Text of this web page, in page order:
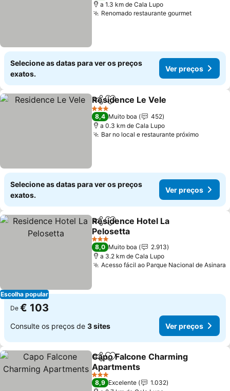
a 1.3 km de Cala Lupo
Renomado restaurante gourmet
Selecione as datas para ver os preços
exatos.
Ver preços
PartilharAdicionar aos favoritos
Residence Le Vele
3 Estrelas
8,4 Muito boa
452
a 0.3 km de Cala Lupo
Bar no local e restaurante próximo
Selecione as datas para ver os preços
exatos.
Ver preços
Escolha popular
PartilharAdicionar aos favoritos
Residence Hotel La
Pelosetta
3 Estrelas
8,0 Muito boa
2.913
a 3.2 km de Cala Lupo
Acesso fácil ao Parque Nacional de Asinara
De € 103
Consulte os preços de 3 sites Ver preços
PartilharAdicionar aos favoritos
Capo Falcone Charming
Apartments
3 Estrelas
8,9 Excelente
1.032